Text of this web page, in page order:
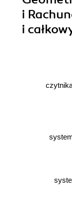
i
i